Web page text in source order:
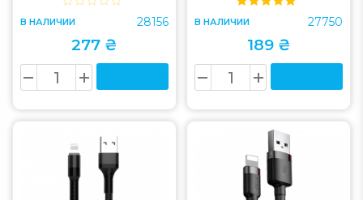
В НАЛИЧИИ 28156
277 ₴
В НАЛИЧИИ 27750
189 ₴